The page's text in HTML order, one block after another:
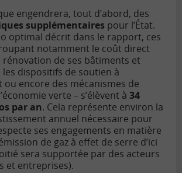
engendrera, tout d’abord, des
supplémentaires pour l’État.
optimal décrit dans le rapport, ces
notamment le coût direct
rénovation de ses bâtiments et
dispositifs de soutien à
ou encore des mécanismes de
verte – s’élèvent à 34
par an. Cela représente environ la
annuel nécessaire pour
ses engagements en matière
de gaz à effet de serre d’ici
sera supportée par des acteurs
et entreprises).